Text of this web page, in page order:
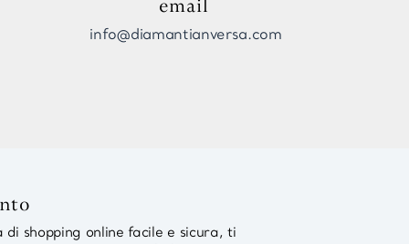
email
info@diamantianversa.com
di shopping online facile e sicura, ti